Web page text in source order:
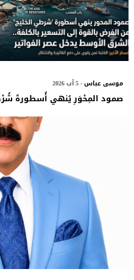
موسى عباس- 5 آب 2026
صمود المِحْوَرِ يُنهي أُسطورةَ